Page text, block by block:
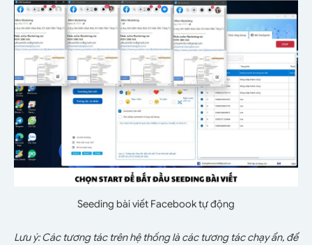
Seeding bài viết Facebook tự động
Lưu ý: Các tương tác trên hệ thống là các tương tác chạy ẩn, để